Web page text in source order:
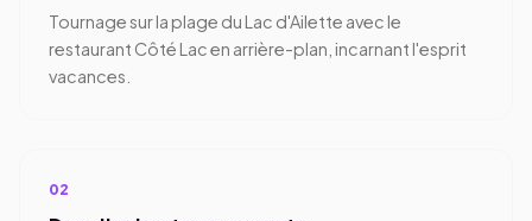
Tournage sur la plage du Lac d'Ailette avec le
restaurant Côté Lac en arrière-plan, incarnant l'esprit
vacances.
02